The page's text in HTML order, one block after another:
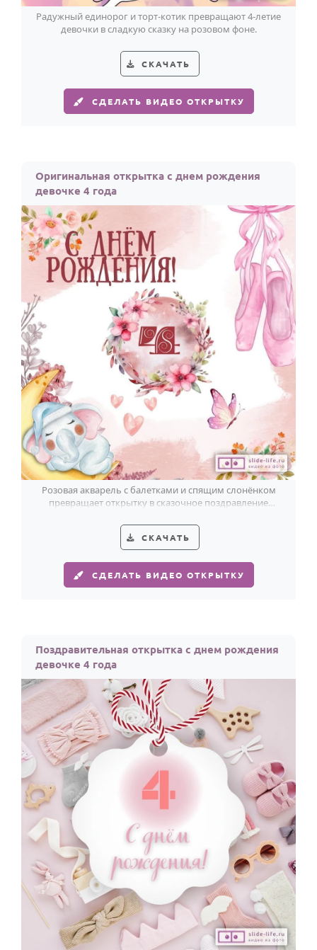
Радужный единорог и торт-котик превращают 4-летие
девочки в сладкую сказку на розовом фоне.
СКАЧАТЬ
СДЕЛАТЬ ВИДЕО ОТКРЫТКУ
Оригинальная открытка с днем рождения
девочке 4 года
Розовая акварель с балетками и спящим слонёнком
превращает открытку в сказочное поздравление
СКАЧАТЬ
СДЕЛАТЬ ВИДЕО ОТКРЫТКУ
Поздравительная открытка с днем рождения
девочке 4 года